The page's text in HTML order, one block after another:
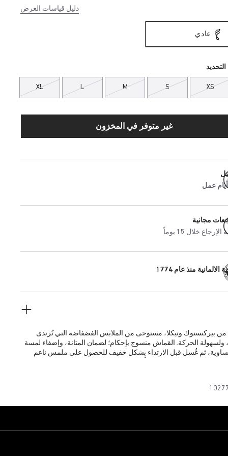
دليل قياسات العرض
عادي
XS
S
M
L
XL
غير متوفر في المخزون
مجانية
خلال 15 يوماً
الالمانية منذ عام 1774
بيركنستوك وتيكلا، مستوحى من الملابس الفضفاضة التي تُرتدى
ولسهولة الحركة. القماش منسوج بإحكام؛ لضمان المتانة، وإضفاء لمسة
ثم غُسل قبل الارتداء بشكل خفيف للحصول على ملمس ناعم
الاستخدام.
بوزن 122 جرامًا لكل متر مربع
وواسعة